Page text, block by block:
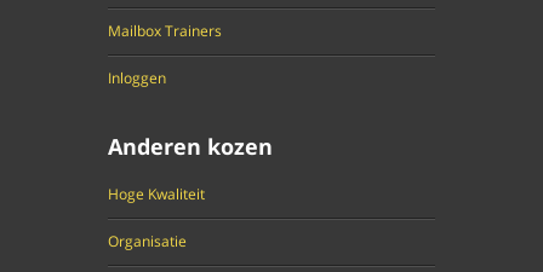
Mailbox Trainers
Inloggen
Anderen kozen
Hoge Kwaliteit
Organisatie